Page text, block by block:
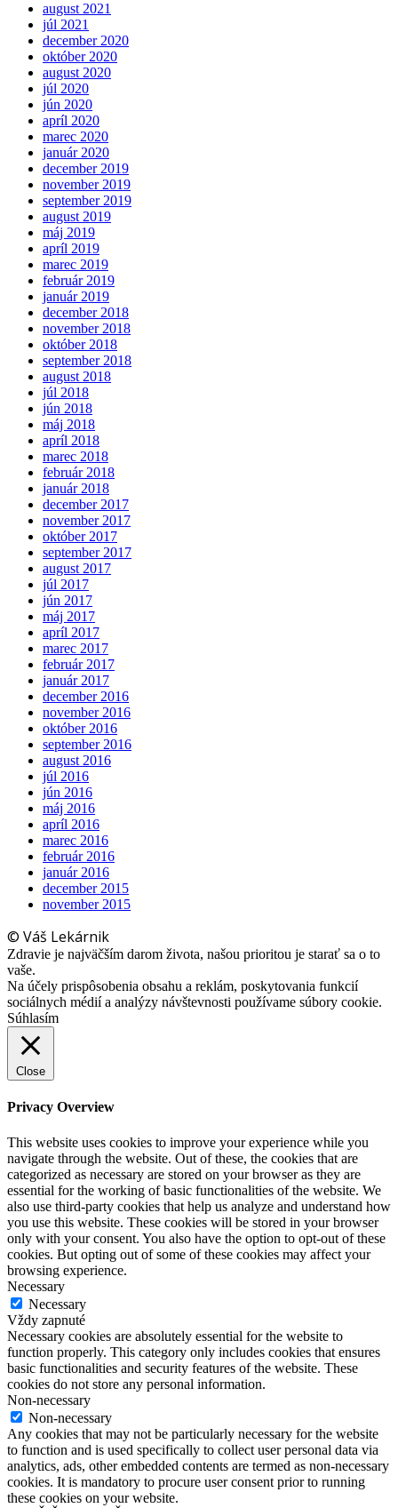
august 2021
júl 2021
december 2020
október 2020
august 2020
júl 2020
jún 2020
apríl 2020
marec 2020
január 2020
december 2019
november 2019
september 2019
august 2019
máj 2019
apríl 2019
marec 2019
február 2019
január 2019
december 2018
november 2018
október 2018
september 2018
august 2018
júl 2018
jún 2018
máj 2018
apríl 2018
marec 2018
február 2018
január 2018
december 2017
november 2017
október 2017
september 2017
august 2017
júl 2017
jún 2017
máj 2017
apríl 2017
marec 2017
február 2017
január 2017
december 2016
november 2016
október 2016
september 2016
august 2016
júl 2016
jún 2016
máj 2016
apríl 2016
marec 2016
február 2016
január 2016
december 2015
november 2015
© Váš Lekárnik
Zdravie je najväčším darom života, našou prioritou je starať sa o to
vaše.
Na účely prispôsobenia obsahu a reklám, poskytovania funkcií
sociálnych médií a analýzy návštevnosti používame súbory cookie.
Súhlasím
Close
Privacy Overview
This website uses cookies to improve your experience while you
navigate through the website. Out of these, the cookies that are
categorized as necessary are stored on your browser as they are
essential for the working of basic functionalities of the website. We
also use third-party cookies that help us analyze and understand how
you use this website. These cookies will be stored in your browser
only with your consent. You also have the option to opt-out of these
cookies. But opting out of some of these cookies may affect your
browsing experience.
Necessary
Necessary
Vždy zapnuté
Necessary cookies are absolutely essential for the website to
function properly. This category only includes cookies that ensures
basic functionalities and security features of the website. These
cookies do not store any personal information.
Non-necessary
Non-necessary
Any cookies that may not be particularly necessary for the website
to function and is used specifically to collect user personal data via
analytics, ads, other embedded contents are termed as non-necessary
cookies. It is mandatory to procure user consent prior to running
these cookies on your website.